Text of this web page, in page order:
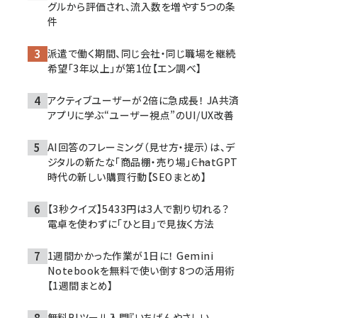
グルから評価され、流入数を増やす5つの条
件
派遣で働く期間、同じ会社・同じ職場を継続
希望「3年以上」が第1位【エン調べ】
アクティブユーザーが2倍に急成長！ JA共済
アプリに学ぶ“ユーザー視点”のUI/UX改善
AI回答のフレーミング（見せ方・提示）は、デ
ジタルの新たな「商品棚・売り場」――ChatGPT
時代の新しい購買行動【SEOまとめ】
【3秒クイズ】5433円は3人で割り切れる？
電卓を使わずに「ひと目」で見抜く方法
1週間かかった作業が1日に！ Gemini
Notebookを無料で使い倒す8つの活用術
【1週間まとめ】